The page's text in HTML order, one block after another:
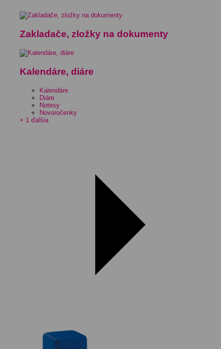
Zakladače, zložky na dokumenty
Kalendáre, diáre
Kalendáre
Diáre
Notesy
Novoročenky
+ 1 ďalšia